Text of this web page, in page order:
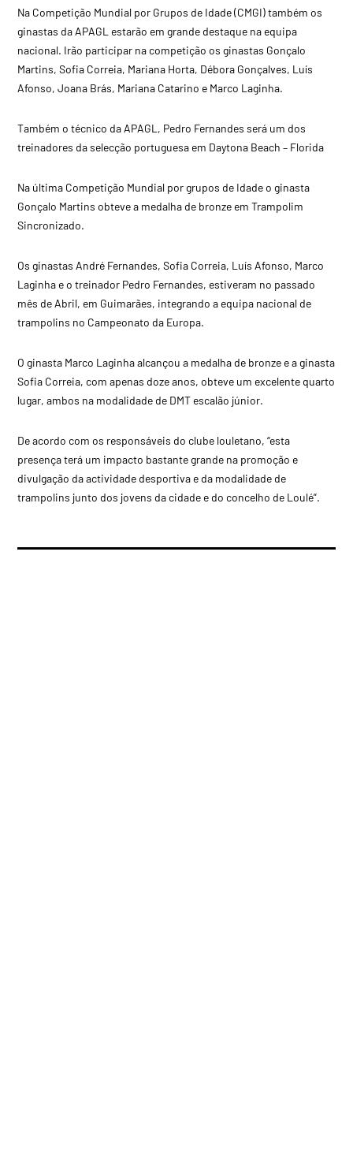
Na Competição Mundial por Grupos de Idade (CMGI) também os
ginastas da APAGL estarão em grande destaque na equipa
nacional. Irão participar na competição os ginastas Gonçalo
Martins, Sofia Correia, Mariana Horta, Débora Gonçalves, Luís
Afonso, Joana Brás, Mariana Catarino e Marco Laginha.
Também o técnico da APAGL, Pedro Fernandes será um dos
treinadores da selecção portuguesa em Daytona Beach – Florida
Na última Competição Mundial por grupos de Idade o ginasta
Gonçalo Martins obteve a medalha de bronze em Trampolim
Sincronizado.
Os ginastas André Fernandes, Sofia Correia, Luís Afonso, Marco
Laginha e o treinador Pedro Fernandes, estiveram no passado
mês de Abril, em Guimarães, integrando a equipa nacional de
trampolins no Campeonato da Europa.
O ginasta Marco Laginha alcançou a medalha de bronze e a ginasta
Sofia Correia, com apenas doze anos, obteve um excelente quarto
lugar, ambos na modalidade de DMT escalão júnior.
De acordo com os responsáveis do clube louletano, “esta
presença terá um impacto bastante grande na promoção e
divulgação da actividade desportiva e da modalidade de
trampolins junto dos jovens da cidade e do concelho de Loulé”.